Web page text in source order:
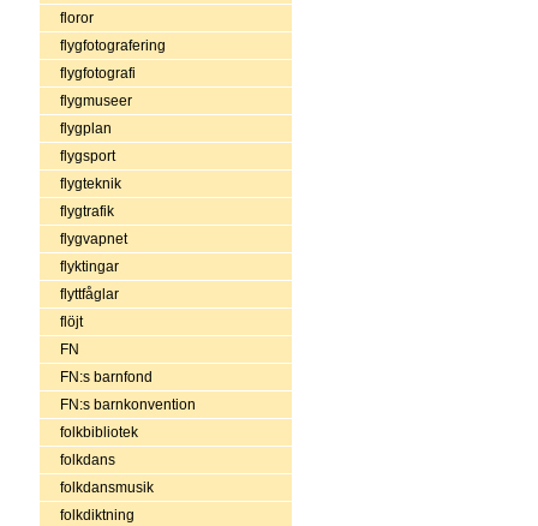
floror
flygfotografering
flygfotografi
flygmuseer
flygplan
flygsport
flygteknik
flygtrafik
flygvapnet
flyktingar
flyttfåglar
flöjt
FN
FN:s barnfond
FN:s barnkonvention
folkbibliotek
folkdans
folkdansmusik
folkdiktning